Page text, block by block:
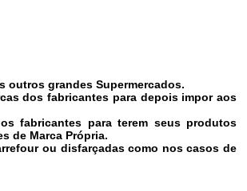
outros grandes Supermercados.
dos fabricantes para depois impor aos
fabricantes para terem seus produtos
de Marca Própria.
ou disfarçadas como nos casos de